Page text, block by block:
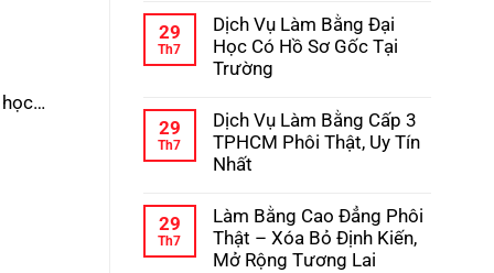
học…
Gốc
Chuẩn
Bằng
Cao
Đẳng
Hợp
Phôi
Thật
bình
luận
ở
Hướng
Tiết
Quy
Trình
Làm
Học
Hợp
Pháp
29
Th7
Dịch Vụ Làm Bằng Đại
Học Có Hồ Sơ Gốc Tại
Trường
bình
luận
ở
Dịch
Bằng
Đại
Học
Có
29
Th7
Dịch Vụ Làm Bằng Cấp 3
TPHCM Phôi Thật, Uy Tín
Nhất
bình
luận
ở
Dịch
29
Th7
Làm Bằng Cao Đẳng Phôi
Thật – Xóa Bỏ Định Kiến,
Mở Rộng Tương Lai